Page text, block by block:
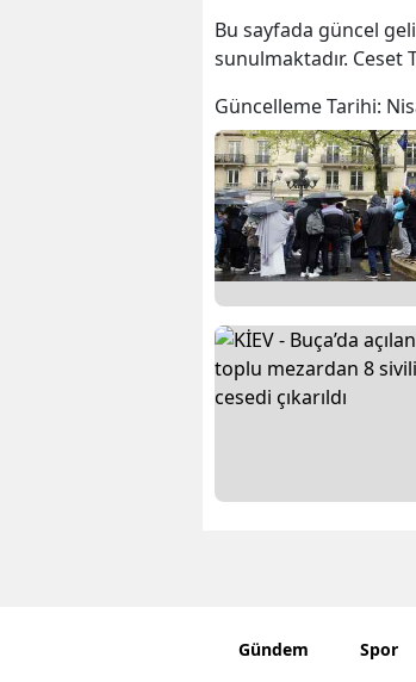
Bu sayfada güncel
sunulmaktadır. Ceset
Güncelleme Tarihi:
Gündem Spor